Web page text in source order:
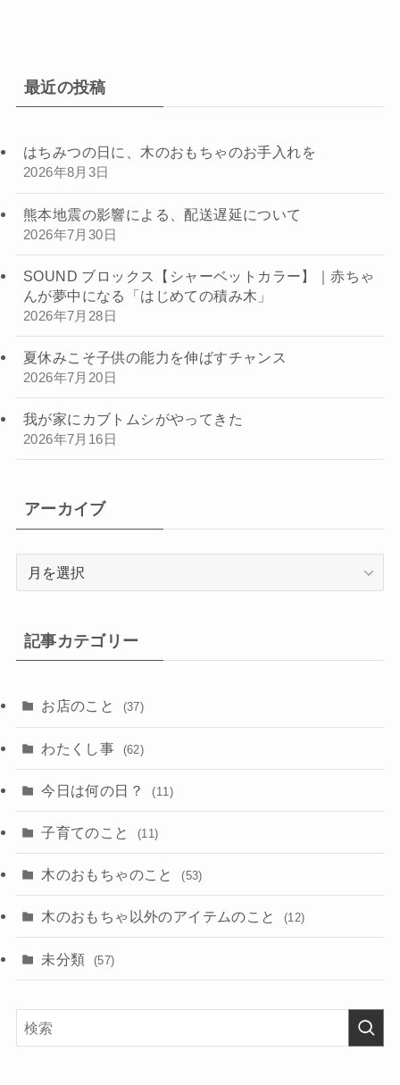
最近の投稿
はちみつの日に、木のおもちゃのお手入れを
2026年8月3日
熊本地震の影響による、配送遅延について
2026年7月30日
SOUND ブロックス【シャーベットカラー】｜赤ちゃ
んが夢中になる「はじめての積み木」
2026年7月28日
夏休みこそ子供の能力を伸ばすチャンス
2026年7月20日
我が家にカブトムシがやってきた
2026年7月16日
アーカイブ
イ
ブ
記事カテゴリー
お店のこと (37)
わたくし事 (62)
今日は何の日？ (11)
子育てのこと (11)
木のおもちゃのこと (53)
木のおもちゃ以外のアイテムのこと (12)
未分類 (57)